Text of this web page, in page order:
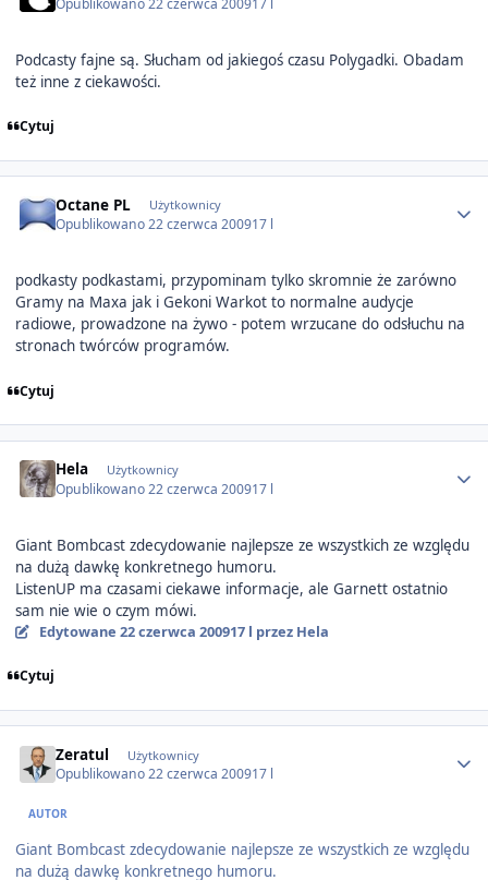
Podcasty fajne są. Słucham od jakiegoś czasu Polygadki. Obadam
też inne z ciekawości.
Cytuj
Octane PL Użytkownicy
Opublikowano22 czerwca 200917 l
podkasty podkastami, przypominam tylko skromnie że zarówno
Gramy na Maxa jak i Gekoni Warkot to normalne audycje
radiowe, prowadzone na żywo - potem wrzucane do odsłuchu na
stronach twórców programów.
Cytuj
Hela Użytkownicy
Opublikowano22 czerwca 200917 l
Giant Bombcast zdecydowanie najlepsze ze wszystkich ze względu
na dużą dawkę konkretnego humoru.
ListenUP ma czasami ciekawe informacje, ale Garnett ostatnio
sam nie wie o czym mówi.
Edytowane 22 czerwca 200917 l przez Hela
Cytuj
Zeratul Użytkownicy
Opublikowano22 czerwca 200917 l
AUTOR
Giant Bombcast zdecydowanie najlepsze ze wszystkich ze względu
na dużą dawkę konkretnego humoru.